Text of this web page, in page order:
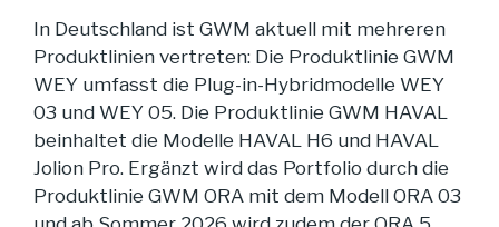
In Deutschland ist GWM aktuell mit mehreren
Produktlinien vertreten: Die Produktlinie GWM
WEY umfasst die Plug-in-Hybridmodelle WEY
03 und WEY 05. Die Produktlinie GWM HAVAL
beinhaltet die Modelle HAVAL H6 und HAVAL
Jolion Pro. Ergänzt wird das Portfolio durch die
Produktlinie GWM ORA mit dem Modell ORA 03